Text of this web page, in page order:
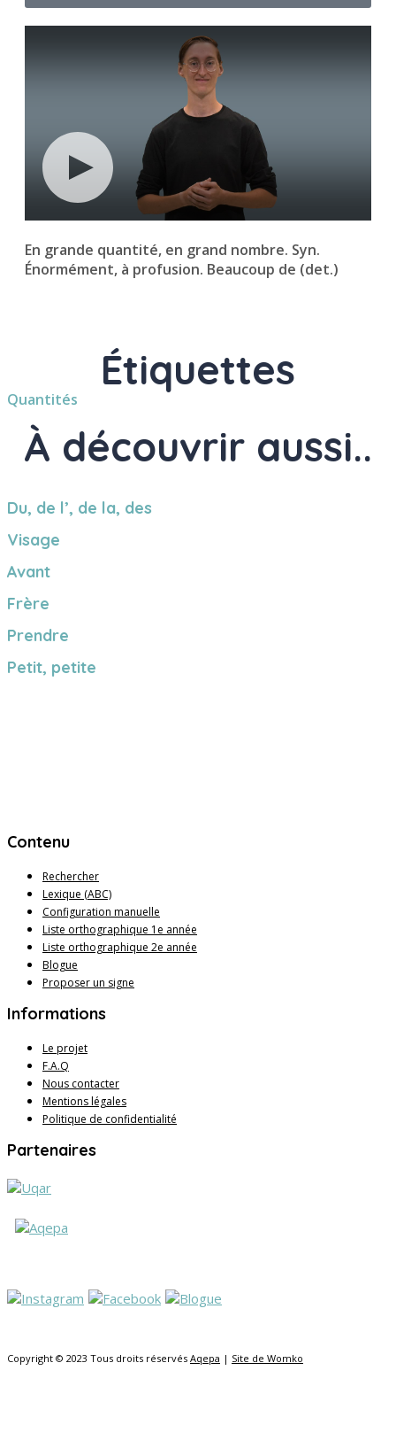
En grande quantité, en grand nombre. Syn.
Énormément, à profusion. Beaucoup de (det.)
Étiquettes
Quantités
À découvrir aussi..
Du, de l’, de la, des
Visage
Avant
Frère
Prendre
Petit, petite
Contenu
Rechercher
Lexique (ABC)
Configuration manuelle
Liste orthographique 1e année
Liste orthographique 2e année
Blogue
Proposer un signe
Informations
Le projet
F.A.Q
Nous contacter
Mentions légales
Politique de confidentialité
Partenaires
Copyright © 2023 Tous droits réservés Aqepa | Site de Womko